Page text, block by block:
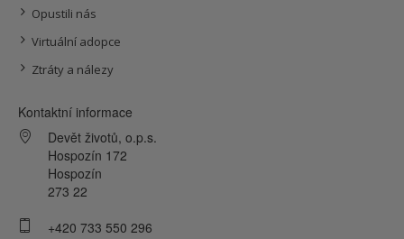
Opustili nás
Virtuální adopce
Ztráty a nálezy
Kontaktní informace
Devět životů, o.p.s.
Hospozín 172
Hospozín
273 22
+420 733 550 296